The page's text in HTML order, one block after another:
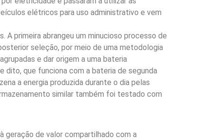
elétricos para uso administrativo e vem
A primeira abrangeu um minucioso processo de
seleção, por meio de uma metodologia
e dar origem a uma bateria
dito, que funciona com a bateria de segunda
a energia produzida durante o dia pelas
similar também foi testado com
geração de valor compartilhado com a